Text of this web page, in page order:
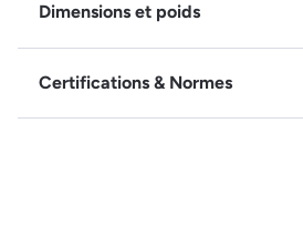
Dimensions et poids
Certifications & Normes